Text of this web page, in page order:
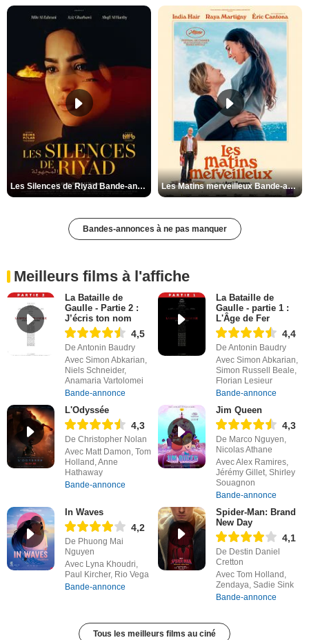
Les Silences de Riyad Bande-annonce VO STFR Les Matins merveilleux Bande-annonce VF
Bandes-annonces à ne pas manquer
Meilleurs films à l'affiche
La Bataille de
Gaulle - Partie 2 :
J’écris ton nom
4,5
De Antonin Baudry
Avec Simon Abkarian,
Niels Schneider,
Anamaria Vartolomei
Bande-annonce
La Bataille de
Gaulle - partie 1 :
L'Âge de Fer
4,4
De Antonin Baudry
Avec Simon Abkarian,
Simon Russell Beale,
Florian Lesieur
Bande-annonce
L'Odyssée
4,3
De Christopher Nolan
Avec Matt Damon, Tom
Holland, Anne
Hathaway
Bande-annonce
Jim Queen
4,3
De Marco Nguyen,
Nicolas Athane
Avec Alex Ramires,
Jérémy Gillet, Shirley
Souagnon
Bande-annonce
In Waves
4,2
De Phuong Mai
Nguyen
Avec Lyna Khoudri,
Paul Kircher, Rio Vega
Bande-annonce
Spider-Man: Brand
New Day
4,1
De Destin Daniel
Cretton
Avec Tom Holland,
Zendaya, Sadie Sink
Bande-annonce
Tous les meilleurs films au ciné